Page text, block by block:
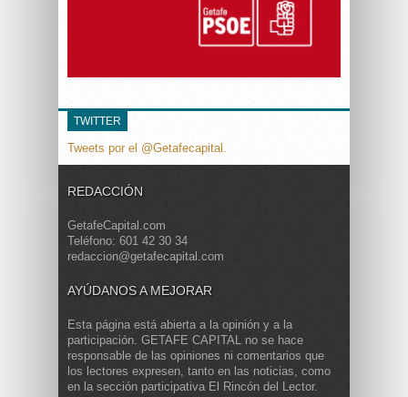
TWITTER
Tweets por el @Getafecapital.
REDACCIÓN
GetafeCapital.com
Teléfono: 601 42 30 34
redaccion@getafecapital.com
AYÚDANOS A MEJORAR
Esta página está abierta a la opinión y a la
participación. GETAFE CAPITAL no se hace
responsable de las opiniones ni comentarios que
los lectores expresen, tanto en las noticias, como
en la sección participativa El Rincón del Lector.